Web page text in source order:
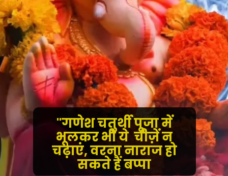
"गणेश चतुर्थी पूजा में
भूलकर भी ये चीज़ें न
चढ़ाएं, वरना नाराज हो
सकते हैं बप्पा